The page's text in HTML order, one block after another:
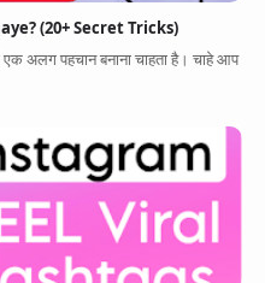
(20+ Secret Tricks)
अलग पहचान बनाना चाहता है। चाहे आप